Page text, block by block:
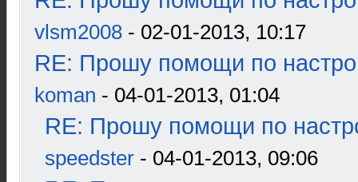
vlsm2008 - 02-01-2013, 10:17
RE: Прошу помощи по
koman - 04-01-2013, 01:04
RE: Прошу помощи по
speedster - 04-01-2013, 09:06